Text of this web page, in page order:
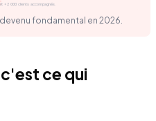
+2 000 clients accompagnés.
fondamental en 2026.
ce qui